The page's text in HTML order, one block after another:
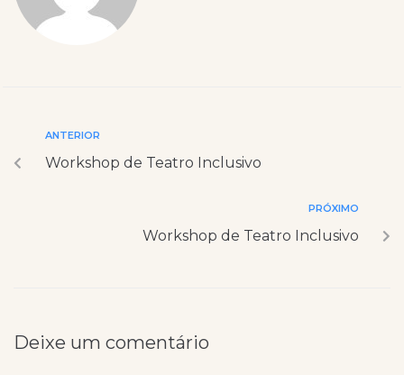
ANTERIOR
Workshop de Teatro Inclusivo
PRÓXIMO
Workshop de Teatro Inclusivo
Deixe um comentário